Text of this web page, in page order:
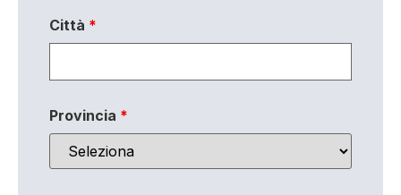
Città *
Provincia *